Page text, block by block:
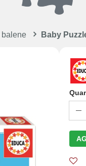
balene Baby